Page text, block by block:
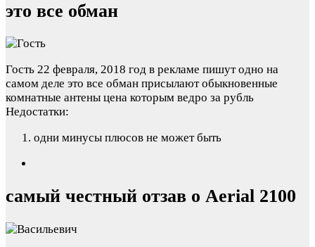
это все обман
Гость 22 февраля, 2018 год в рекламе пишут одно на
самом деле это все обман присылают обыкновенные
комнатные антены цена которым ведро за рубль
Недостатки:
одни минусы плюсов не может быть
самый честный отзав о Aerial 2100